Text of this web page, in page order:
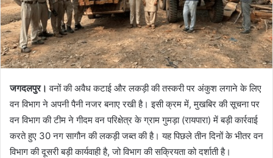
जगदलपुर। वनों की अवैध कटाई और लकड़ी की तस्करी पर अंकुश लगाने के लिए
वन विभाग ने अपनी पैनी नजर बनाए रखी है। इसी क्रम में, मुखबिर की सूचना पर
वन विभाग की टीम ने गीदम वन परिक्षेत्र के ग्राम गुमड़ा (रायपारा) में बड़ी कार्रवाई
करते हुए 30 नग सागौन की लकड़ी जब्त की है। यह पिछले तीन दिनों के भीतर वन
विभाग की दूसरी बड़ी कार्यवाही है, जो विभाग की सक्रियता को दर्शाती है।